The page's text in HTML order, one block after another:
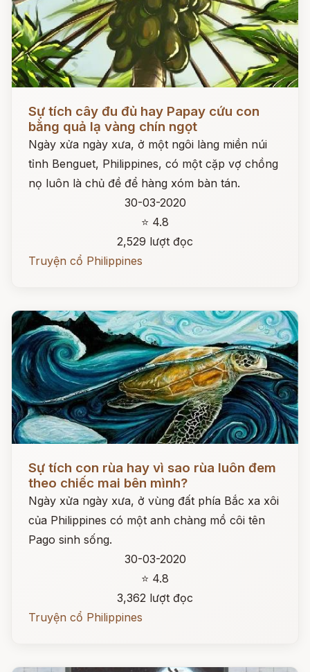
Sự tích cây đu đủ hay Papay cứu con
bằng quả lạ vàng chín ngọt
Ngày xửa ngày xưa, ở một ngôi làng miền núi
tỉnh Benguet, Philippines, có một cặp vợ chồng
nọ luôn là chủ đề để hàng xóm bàn tán.
30-03-2020
⭐ 4.8
2,529 lượt đọc
Truyện cổ Philippines
Sự tích con rùa hay vì sao rùa luôn đem
theo chiếc mai bên mình?
Ngày xửa ngày xưa, ở vùng đất phía Bắc xa xôi
của Philippines có một anh chàng mồ côi tên
Pago sinh sống.
30-03-2020
⭐ 4.8
3,362 lượt đọc
Truyện cổ Philippines